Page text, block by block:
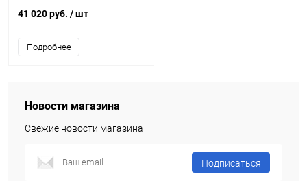
41 020 руб. / шт
Подробнее
Новости магазина
Свежие новости магазина
Подписаться